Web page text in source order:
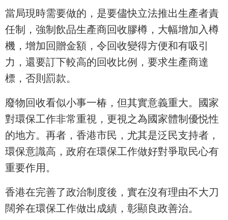
當局現時需要做的，是要儘快立法推出生產者責
任制，強制飲品生產商回收膠樽，大幅增加入樽
機，增加回贈金額，令回收變得方便和有吸引
力，還要訂下較高的回收比例，要求生產商達
標，否則罰款。
廢物回收看似小事一椿，但其實意義重大。國家
對環保工作非常重視，更視之為國家體制優悦性
的地方。再者，香港市民，尤其是泛民支持者，
環保意識高，政府在環保工作做好對爭取民心有
重要作用。
香港在完善了政治制度後，實在沒有理由不大刀
闊斧在環保工作做出成績，彰顯良政善治。